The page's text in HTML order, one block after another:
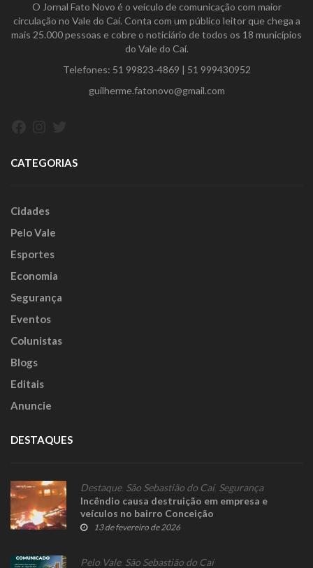
O Jornal Fato Novo é o veículo de comunicação com maior
circulação no Vale do Caí. Conta com um público leitor que chega a
mais 25.000 pessoas e cobre o noticiário de todos os 18 municípios
do Vale do Caí.
Telefones: 51 99823-4869 | 51 999430952
guilherme.fatonovo@gmail.com
CATEGORIAS
Cidades
Pelo Vale
Esportes
Economia
Segurança
Eventos
Colunistas
Blogs
Editais
Anuncie
DESTAQUES
Destaque, São Sebastião do Caí, Segurança
Incêndio causa destruição em empresa e
veículos no bairro Conceição
13 de fevereiro de 2026
Pelo Vale, São Sebastião do Caí